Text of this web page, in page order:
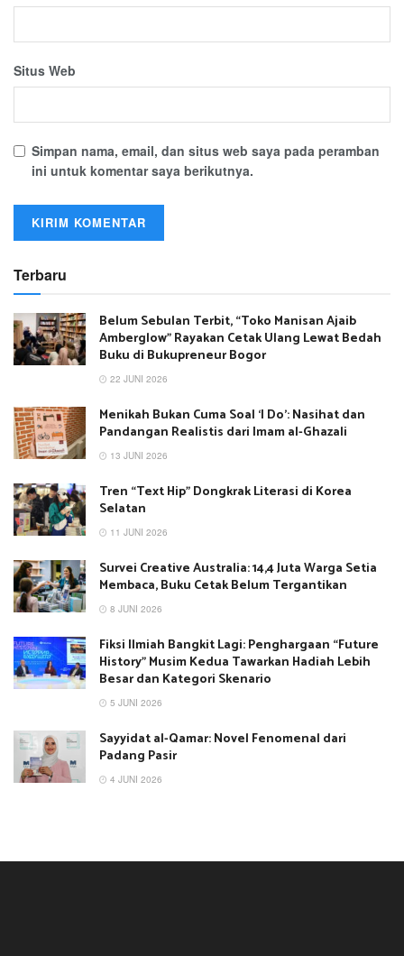
Situs Web
Simpan nama, email, dan situs web saya pada peramban
ini untuk komentar saya berikutnya.
Terbaru
Belum Sebulan Terbit, “Toko Manisan Ajaib
Amberglow” Rayakan Cetak Ulang Lewat Bedah
Buku di Bukupreneur Bogor
22 JUNI 2026
Menikah Bukan Cuma Soal ‘I Do’: Nasihat dan
Pandangan Realistis dari Imam al-Ghazali
13 JUNI 2026
Tren “Text Hip” Dongkrak Literasi di Korea
Selatan
11 JUNI 2026
Survei Creative Australia: 14,4 Juta Warga Setia
Membaca, Buku Cetak Belum Tergantikan
8 JUNI 2026
Fiksi Ilmiah Bangkit Lagi: Penghargaan “Future
History” Musim Kedua Tawarkan Hadiah Lebih
Besar dan Kategori Skenario
5 JUNI 2026
Sayyidat al-Qamar: Novel Fenomenal dari
Padang Pasir
4 JUNI 2026